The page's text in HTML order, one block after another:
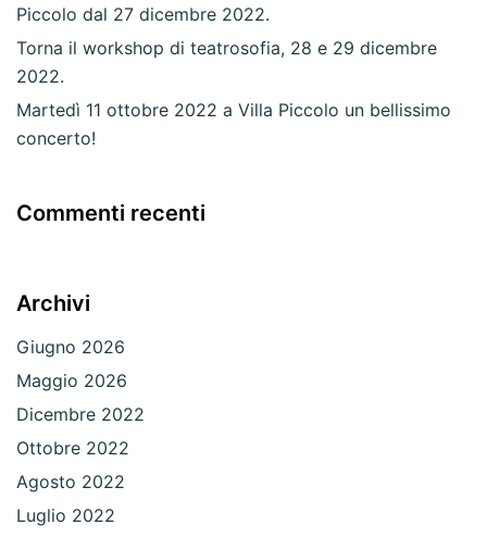
Piccolo dal 27 dicembre 2022.
Torna il workshop di teatrosofia, 28 e 29 dicembre
2022.
Martedì 11 ottobre 2022 a Villa Piccolo un bellissimo
concerto!
Commenti recenti
Archivi
Giugno 2026
Maggio 2026
Dicembre 2022
Ottobre 2022
Agosto 2022
Luglio 2022